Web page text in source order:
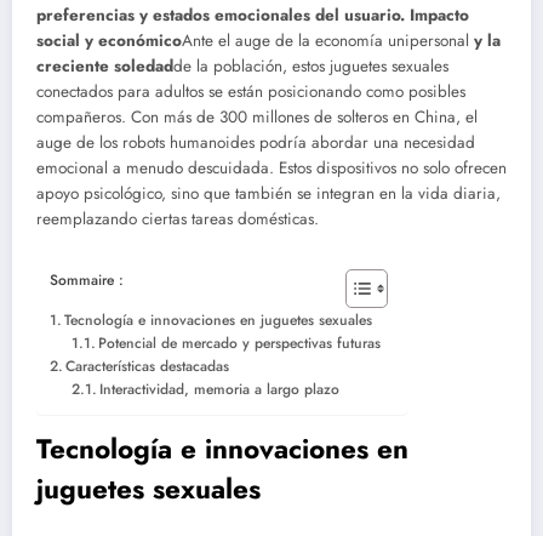
preferencias y estados emocionales del usuario. Impacto
social y económicoAnte el auge de la economía unipersonal y la
creciente soledadde la población, estos juguetes sexuales
conectados para adultos se están posicionando como posibles
compañeros. Con más de 300 millones de solteros en China, el
auge de los robots humanoides podría abordar una necesidad
emocional a menudo descuidada. Estos dispositivos no solo ofrecen
apoyo psicológico, sino que también se integran en la vida diaria,
reemplazando ciertas tareas domésticas.
Sommaire :
Tecnología e innovaciones en juguetes sexuales
Potencial de mercado y perspectivas futuras
Características destacadas
Interactividad, memoria a largo plazo
Tecnología e innovaciones en
juguetes sexuales